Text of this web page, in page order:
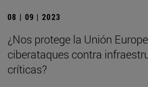
08 | 09 | 2023
¿Nos protege la Unión
ciberataques contra
críticas?